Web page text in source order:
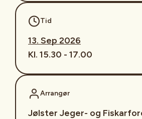
Tid
13. Sep 2026
Kl. 15.30 - 17.00
Arrangør
Jølster Jeger- og